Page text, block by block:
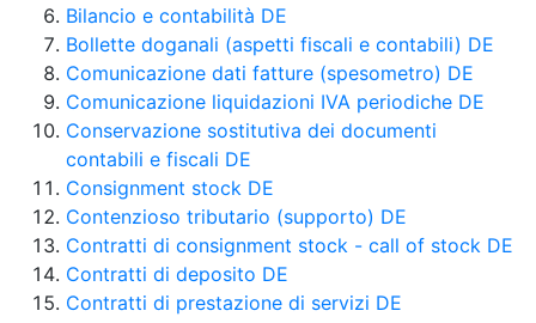
Bilancio e contabilità DE
Bollette doganali (aspetti fiscali e contabili) DE
Comunicazione dati fatture (spesometro) DE
Comunicazione liquidazioni IVA periodiche DE
Conservazione sostitutiva dei documenti
contabili e fiscali DE
Consignment stock DE
Contenzioso tributario (supporto) DE
Contratti di consignment stock - call of stock DE
Contratti di deposito DE
Contratti di prestazione di servizi DE